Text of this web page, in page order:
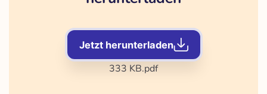
Jetzt herunterladen
333 KB.pdf